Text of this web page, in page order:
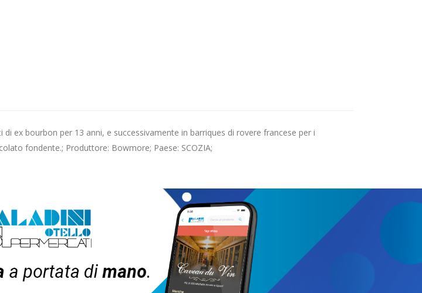
ex bourbon per 13 anni, e successivamente in barriques di rovere francese per i
fondente.; Produttore: Bowmore; Paese: SCOZIA;